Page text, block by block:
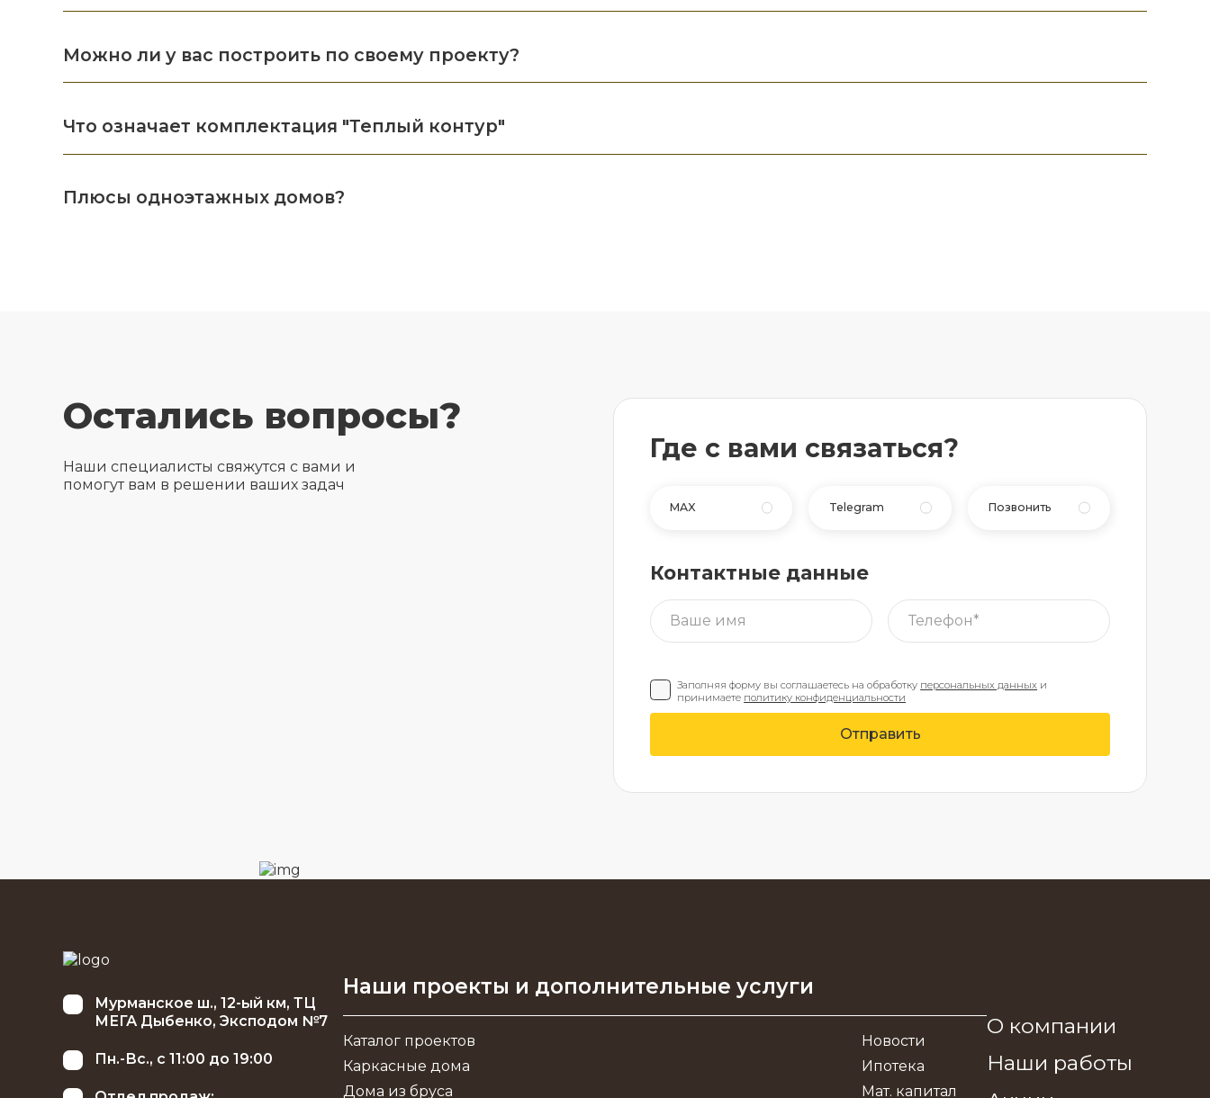
Можно ли у вас построить по своему проекту?
Что означает комплектация "Теплый контур"
Плюсы одноэтажных домов?
Остались вопросы?
Наши специалисты свяжутся с вами и
помогут вам в решении ваших задач
Где с вами связаться?
MAX Telegram Позвонить
Контактные данные
Заполняя форму вы соглашаетесь на обработку персональных данных и
принимаете политику конфиденциальности
Отправить
Мурманское ш., 12-ый км, ТЦ
МЕГА Дыбенко, Эксподом №7
Пн.-Вс., с 11:00 до 19:00
Наши проекты и дополнительные услуги
Каталог проектов
Каркасные дома
Дома из бруса
Новости
Ипотека
Мат. капитал
О компании
Наши работы